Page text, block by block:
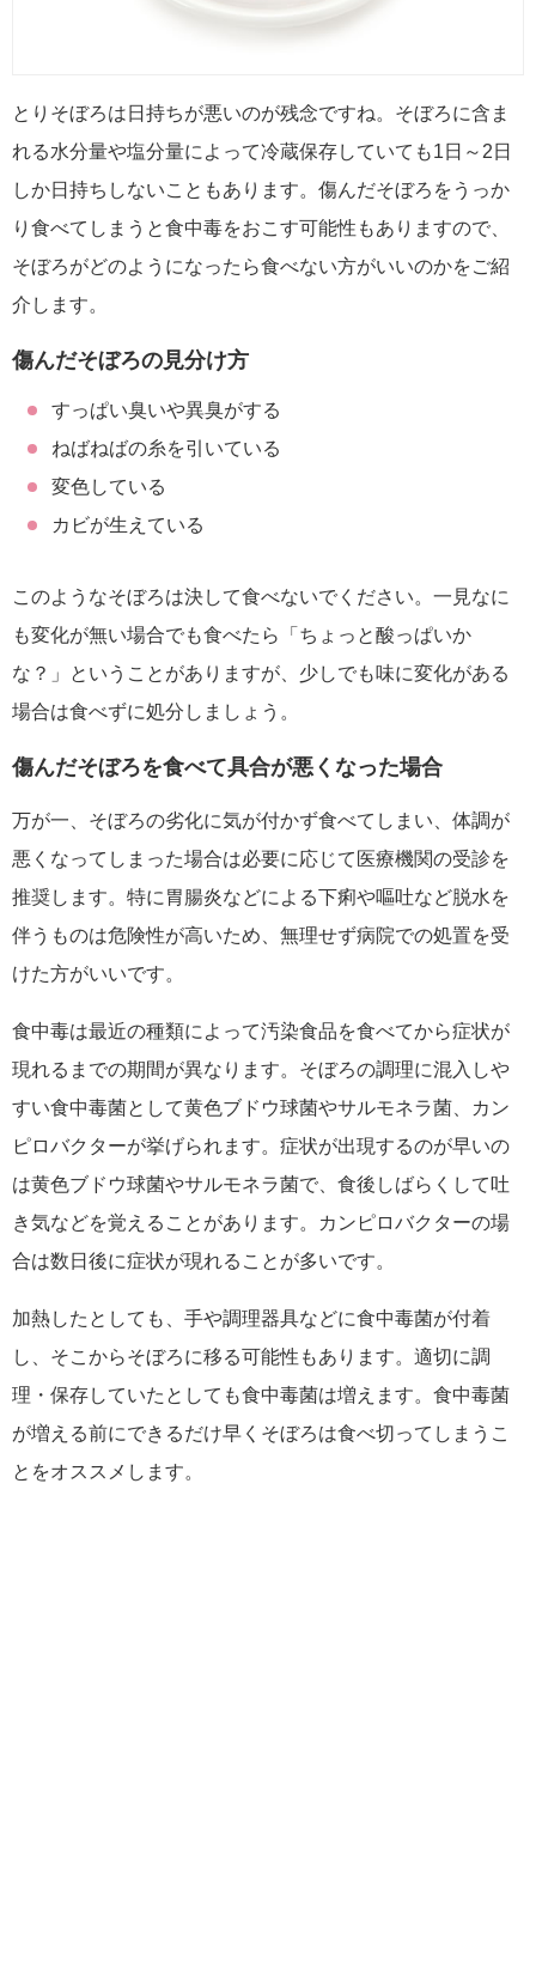
とりそぼろは日持ちが悪いのが残念ですね。そぼろに含ま
れる水分量や塩分量によって冷蔵保存していても1日～2日
しか日持ちしないこともあります。傷んだそぼろをうっか
り食べてしまうと食中毒をおこす可能性もありますので、
そぼろがどのようになったら食べない方がいいのかをご紹
介します。
傷んだそぼろの見分け方
すっぱい臭いや異臭がする
ねばねばの糸を引いている
変色している
カビが生えている
このようなそぼろは決して食べないでください。一見なに
も変化が無い場合でも食べたら「ちょっと酸っぱいか
な？」ということがありますが、少しでも味に変化がある
場合は食べずに処分しましょう。
傷んだそぼろを食べて具合が悪くなった場合
万が一、そぼろの劣化に気が付かず食べてしまい、体調が
悪くなってしまった場合は必要に応じて医療機関の受診を
推奨します。特に胃腸炎などによる下痢や嘔吐など脱水を
伴うものは危険性が高いため、無理せず病院での処置を受
けた方がいいです。
食中毒は最近の種類によって汚染食品を食べてから症状が
現れるまでの期間が異なります。そぼろの調理に混入しや
すい食中毒菌として黄色ブドウ球菌やサルモネラ菌、カン
ピロバクターが挙げられます。症状が出現するのが早いの
は黄色ブドウ球菌やサルモネラ菌で、食後しばらくして吐
き気などを覚えることがあります。カンピロバクターの場
合は数日後に症状が現れることが多いです。
加熱したとしても、手や調理器具などに食中毒菌が付着
し、そこからそぼろに移る可能性もあります。適切に調
理・保存していたとしても食中毒菌は増えます。食中毒菌
が増える前にできるだけ早くそぼろは食べ切ってしまうこ
とをオススメします。